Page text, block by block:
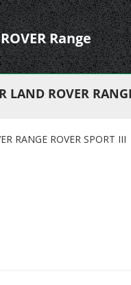
Range
LAND ROVER
RANGE ROVER SPORT III